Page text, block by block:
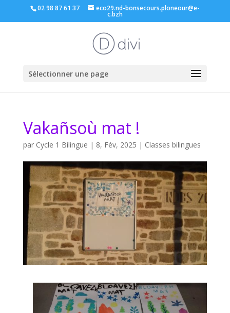
02 98 87 61 37 eco29.nd-bonsecours.ploneour@e-
c.bzh
Sélectionner une page
Vakañsoù mat !
par Cycle 1 Bilingue | 8, Fév, 2025 | Classes bilingues